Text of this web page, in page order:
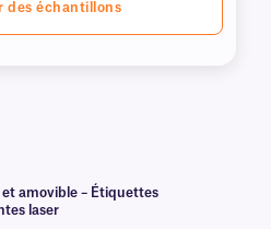
des échantillons
amovible – Étiquettes
laser